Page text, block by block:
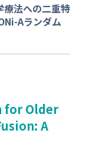
療法への二重特
Aランダム
Older
A